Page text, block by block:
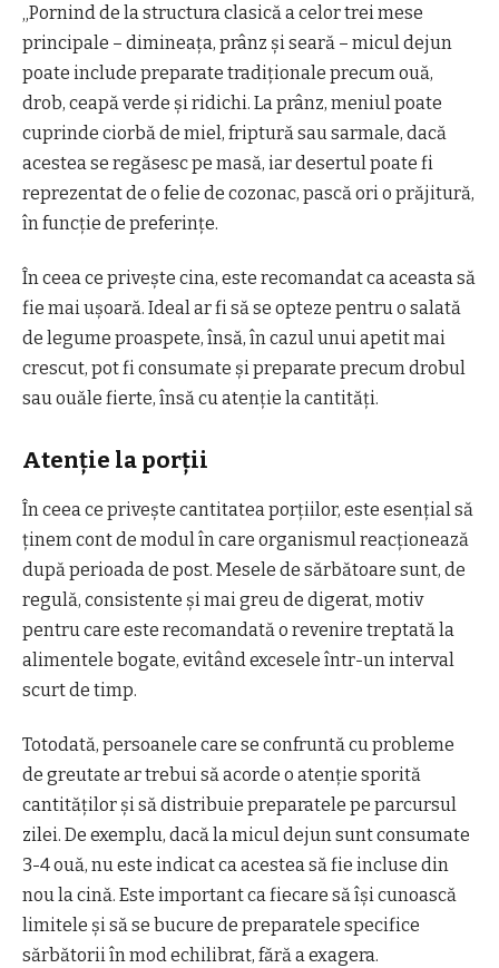
„Pornind de la structura clasică a celor trei mese
principale – dimineața, prânz și seară – micul dejun
poate include preparate tradiționale precum ouă,
drob, ceapă verde și ridichi. La prânz, meniul poate
cuprinde ciorbă de miel, friptură sau sarmale, dacă
acestea se regăsesc pe masă, iar desertul poate fi
reprezentat de o felie de cozonac, pască ori o prăjitură,
în funcție de preferințe.
În ceea ce privește cina, este recomandat ca aceasta să
fie mai ușoară. Ideal ar fi să se opteze pentru o salată
de legume proaspete, însă, în cazul unui apetit mai
crescut, pot fi consumate și preparate precum drobul
sau ouăle fierte, însă cu atenție la cantități.
Atenție la porții
În ceea ce privește cantitatea porțiilor, este esențial să
ținem cont de modul în care organismul reacționează
după perioada de post. Mesele de sărbătoare sunt, de
regulă, consistente și mai greu de digerat, motiv
pentru care este recomandată o revenire treptată la
alimentele bogate, evitând excesele într-un interval
scurt de timp.
Totodată, persoanele care se confruntă cu probleme
de greutate ar trebui să acorde o atenție sporită
cantităților și să distribuie preparatele pe parcursul
zilei. De exemplu, dacă la micul dejun sunt consumate
3-4 ouă, nu este indicat ca acestea să fie incluse din
nou la cină. Este important ca fiecare să își cunoască
limitele și să se bucure de preparatele specifice
sărbătorii în mod echilibrat, fără a exagera.